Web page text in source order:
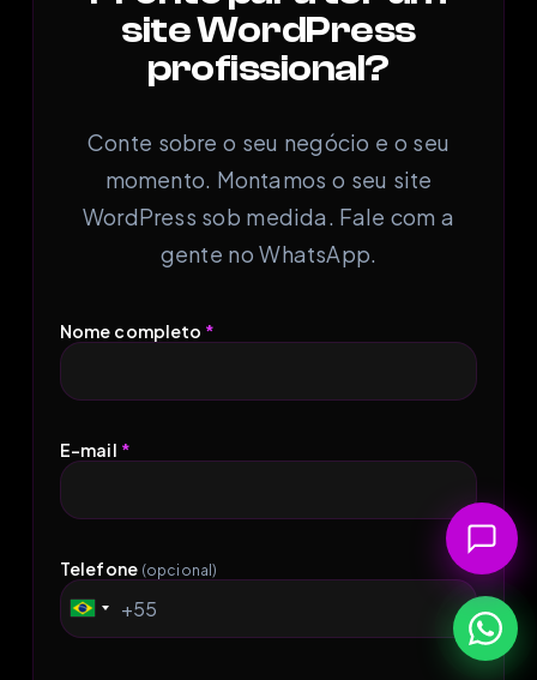
site WordPress
profissional?
Conte sobre o seu negócio e o seu
momento. Montamos o seu site
WordPress sob medida. Fale com a
gente no WhatsApp.
Nome completo *
E-mail *
Telefone (opcional)
Brazil
+55
+55